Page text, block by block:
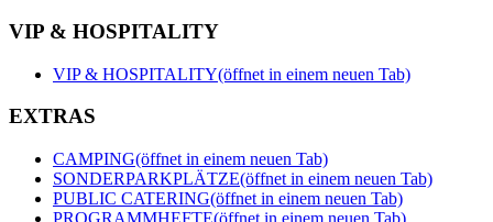
VIP & HOSPITALITY
VIP & HOSPITALITY(öffnet in einem neuen Tab)
EXTRAS
CAMPING(öffnet in einem neuen Tab)
SONDERPARKPLÄTZE(öffnet in einem neuen Tab)
PUBLIC CATERING(öffnet in einem neuen Tab)
PROGRAMMHEFTE(öffnet in einem neuen Tab)